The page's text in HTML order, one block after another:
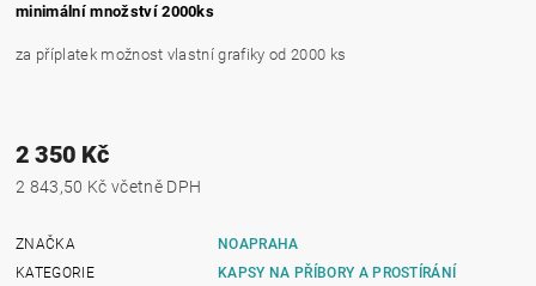
minimální množství 2000ks
za příplatek možnost vlastní grafiky od 2000 ks
2 350 Kč
2 843,50 Kč včetně DPH
ZNAČKA
NOAPRAHA
KATEGORIE
KAPSY NA PŘÍBORY A PROSTÍRÁNÍ